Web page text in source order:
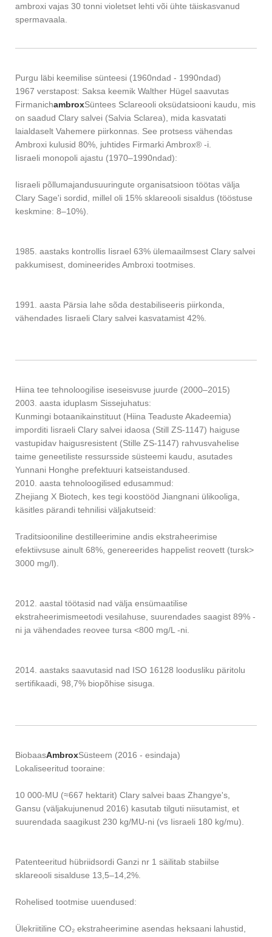
ambroxi vajas 30 tonni violetset lehti või ühte täiskasvanud
spermavaala.
Purgu läbi keemilise sünteesi (1960ndad - 1990ndad)
1967 verstapost: Saksa keemik Walther Hügel saavutas
FirmanichambroxSüntees Sclareooli oksüdatsiooni kaudu, mis
on saadud Clary salvei (Salvia Sclarea), mida kasvatati
laialdaselt Vahemere piirkonnas. See protsess vähendas
Ambroxi kulusid 80%, juhtides Firmarki Ambrox® -i.
Iisraeli monopoli ajastu (1970–1990ndad):
Iisraeli põllumajandusuuringute organisatsioon töötas välja
Clary Sage'i sordid, millel oli 15% sklareooli sisaldus (tööstuse
keskmine: 8–10%).
1985. aastaks kontrollis Iisrael 63% ülemaailmsest Clary salvei
pakkumisest, domineerides Ambroxi tootmises.
1991. aasta Pärsia lahe sõda destabiliseeris piirkonda,
vähendades Iisraeli Clary salvei kasvatamist 42%.
Hiina tee tehnoloogilise iseseisvuse juurde (2000–2015)
2003. aasta iduplasm Sissejuhatus:
Kunmingi botaanikainstituut (Hiina Teaduste Akadeemia)
imporditi Iisraeli Clary salvei idaosa (Still ZS-1147) haiguse
vastupidav haigusresistent (Stille ZS-1147) rahvusvahelise
taime geneetiliste ressursside süsteemi kaudu, asutades
Yunnani Honghe prefektuuri katseistandused.
2010. aasta tehnoloogilised edusammud:
Zhejiang X Biotech, kes tegi koostööd Jiangnani ülikooliga,
käsitles pärandi tehnilisi väljakutseid:
Traditsiooniline destilleerimine andis ekstraheerimise
efektiivsuse ainult 68%, genereerides happelist reovett (tursk>
3000 mg/l).
2012. aastal töötasid nad välja ensümaatilise
ekstraheerimismeetodi vesilahuse, suurendades saagist 89% -
ni ja vähendades reovee tursa <800 mg/L -ni.
2014. aastaks saavutasid nad ISO 16128 loodusliku päritolu
sertifikaadi, 98,7% biopõhise sisuga.
BiobaasAmbroxSüsteem (2016 - esindaja)
Lokaliseeritud tooraine:
10 000-MU (≈667 hektarit) Clary salvei baas Zhangye's,
Gansu (väljakujunenud 2016) kasutab tilguti niisutamist, et
suurendada saagikust 230 kg/MU-ni (vs Iisraeli 180 kg/mu).
Patenteeritud hübriidsordi Ganzi nr 1 säilitab stabiilse
sklareooli sisalduse 13,5–14,2%.
Rohelised tootmise uuendused:
Ülekriitiline CO₂ ekstraheerimine asendas heksaani lahustid,